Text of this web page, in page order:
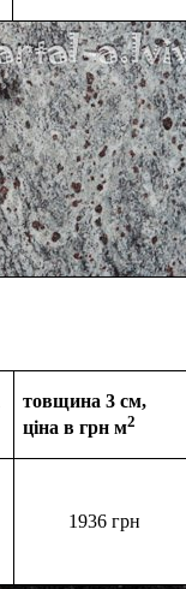
товщина 3 см,
ціна в грн м2
1936 грн